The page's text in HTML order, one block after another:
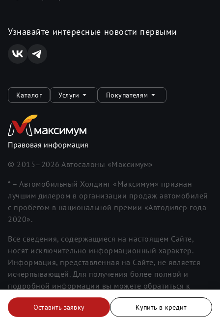
Оставить заявку Купить в кредит
Узнавайте интересные новости первыми
Каталог Услуги Покупателям
Правовая информация
© 2015– 2026 Автосалоны «Максимум»
* – Автомобильный Холдинг «Максимум» признан
лучшим дилером в организации продаж автомобилей
с пробегом в национальной премии «Автодилер года
2020».
Все сведения, содержащиеся на настоящем Сайте,
носят исключительно информационный характер.
Информация, представленная на Сайте, не является
исчерпывающей. Для получения более полной и
подробной информации вы можете обратиться к
менеджерам. Информация о ценах не является
публичной офертой.